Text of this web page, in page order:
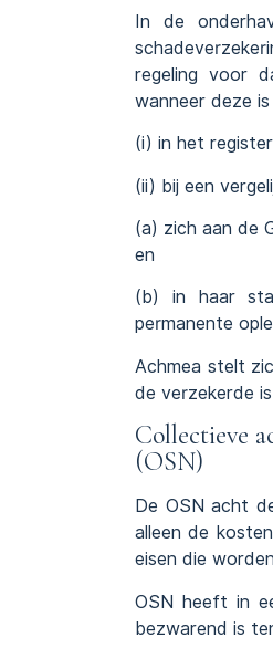
In de
regeling voor
wanneer deze
(i) in het
(ii) bij een
(a) zich aan de
en
(b) in haar
permanente
Achmea stelt
de verzekerde
Collectieve
(OSN)
De OSN acht
alleen de
eisen die
OSN heeft in
bezwarend is